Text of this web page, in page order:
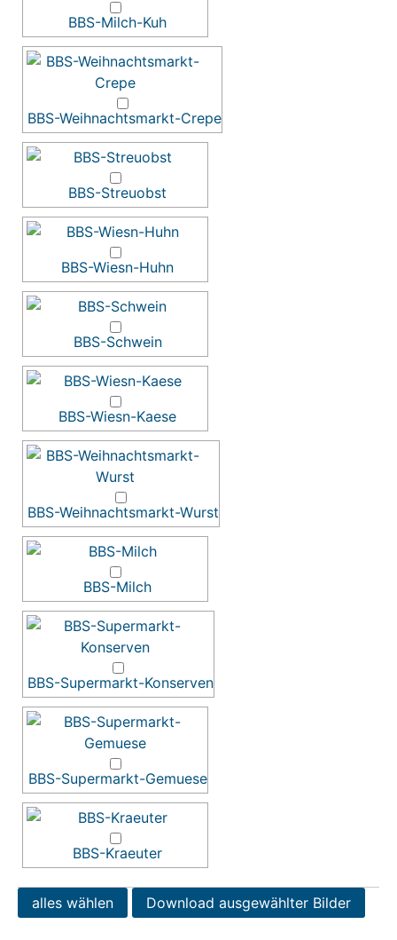
BBS-Milch-Kuh
BBS-Weihnachtsmarkt-Crepe
BBS-Streuobst
BBS-Wiesn-Huhn
BBS-Schwein
BBS-Wiesn-Kaese
BBS-Weihnachtsmarkt-Wurst
BBS-Milch
BBS-Supermarkt-Konserven
BBS-Supermarkt-Gemuese
BBS-Kraeuter